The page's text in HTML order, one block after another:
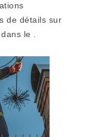
de détails sur
le .